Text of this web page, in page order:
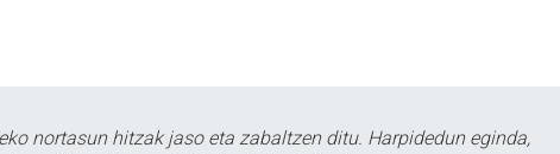
nortasun hitzak jaso eta zabaltzen ditu. Harpidedun eginda,